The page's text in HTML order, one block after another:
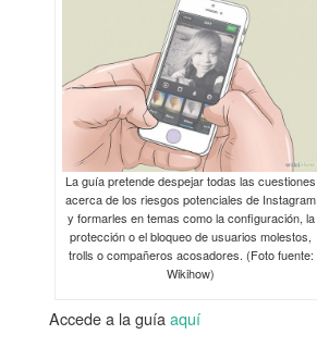
La guía pretende despejar todas las cuestiones
acerca de los riesgos potenciales de Instagram
y formarles en temas como la configuración, la
protección o el bloqueo de usuarios molestos,
trolls o compañeros acosadores. (Foto fuente:
Wikihow)
Accede a la guía aquí